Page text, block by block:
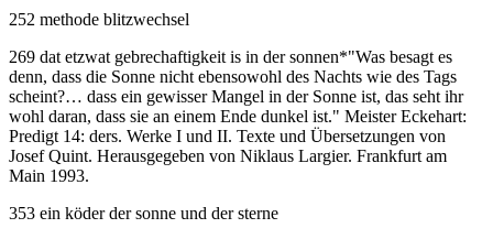
252 methode blitzwechsel
269 dat etzwat gebrechaftigkeit is in der sonnen*"Was besagt es
denn, dass die Sonne nicht ebensowohl des Nachts wie des Tags
scheint?… dass ein gewisser Mangel in der Sonne ist, das seht ihr
wohl daran, dass sie an einem Ende dunkel ist." Meister Eckehart:
Predigt 14: ders. Werke I und II. Texte und Übersetzungen von
Josef Quint. Herausgegeben von Niklaus Largier. Frankfurt am
Main 1993.
353 ein köder der sonne und der sterne